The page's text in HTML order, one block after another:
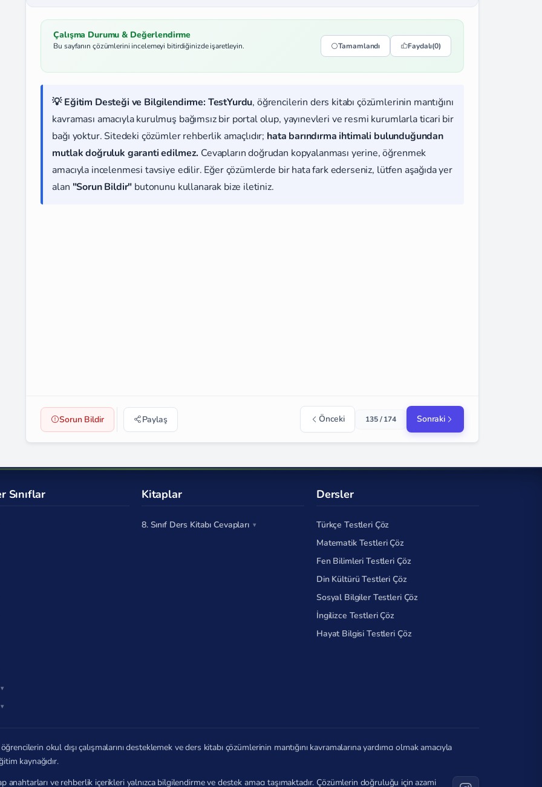
Çalışma Durumu & Değerlendirme
Bu sayfanın çözümlerini incelemeyi bitirdiğinizde işaretleyin. Tamamlandı Faydalı(0)
💡 Eğitim Desteği ve Bilgilendirme:TestYurdu, öğrencilerin ders kitabı çözümlerinin mantığını
kavraması amacıyla kurulmuş bağımsız bir portal olup, yayınevleri ve resmi kurumlarla ticari bir
bağı yoktur. Sitedeki çözümler rehberlik amaçlıdır; hata barındırma ihtimali bulunduğundan
mutlak doğruluk garanti edilmez. Cevapların doğrudan kopyalanması yerine, öğrenmek
amacıyla incelenmesi tavsiye edilir. Eğer çözümlerde bir hata fark ederseniz, lütfen aşağıda yer
alan "Sorun Bildir" butonunu kullanarak bize iletiniz.
Sorun Bildir Paylaş Önceki 135 / 174 Sonraki
Sınıflar Kitaplar
8. Sınıf Ders Kitabı Cevapları
Dersler
Türkçe Testleri Çöz
Matematik Testleri Çöz
Fen Bilimleri Testleri Çöz
Din Kültürü Testleri Çöz
Sosyal Bilgiler Testleri Çöz
İngilizce Testleri Çöz
Hayat Bilgisi Testleri Çöz
okul dışı çalışmalarını desteklemek ve ders kitabı çözümlerinin mantığını kavramalarına yardımcı olmak amacıyla
kaynağıdır.
ve rehberlik içerikleri yalnızca bilgilendirme ve destek amacı taşımaktadır. Çözümlerin doğruluğu için azami